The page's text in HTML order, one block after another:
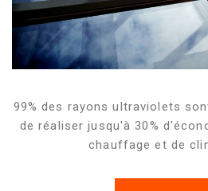
99% des rayons ultraviolets
de réaliser jusqu'à 30%
chauffage et de